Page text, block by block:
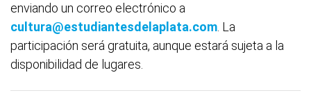
enviando un correo electrónico a
cultura@estudiantesdelaplata.com . La
participación será gratuita, aunque estará sujeta a la
disponibilidad de lugares.